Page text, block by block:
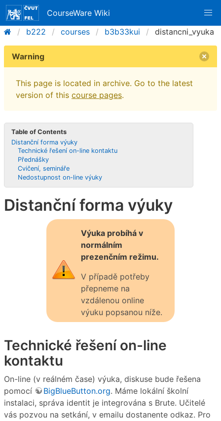
CourseWare Wiki
b222
courses b3b33kui distancni_vyuka
Warning
This page is located in archive. Go to the latest
version of this course pages.
Table of Contents
Distanční forma výuky
Technické řešení on-line kontaktu
Přednášky
Cvičení, semináře
Nedostupnost on-line výuky
Distanční forma výuky
Výuka probíhá v
normálním
prezenčním režimu.
V případě potřeby
přepneme na
vzdálenou online
výuku popsanou níže.
Technické řešení on-line
kontaktu
On-line (v reálném čase) výuka, diskuse bude řešena
pomocí
BigBlueButton.org. Máme lokální školní
instalaci, správa identit je integrována s Brute. Učitelé
vás pozvou na setkání, v emailu dostanente odkaz. Pro